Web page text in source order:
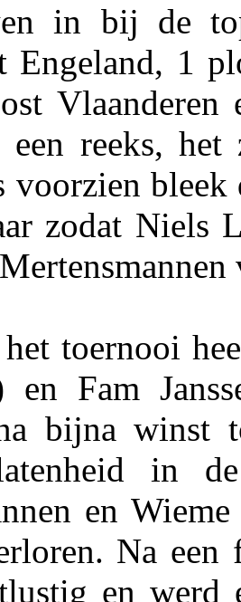
in bij de
Engeland, 1
een reeks,
voorzien bleek
zodat Niels
toernooi
Fam
bijna winst
in
en
Na een
en werd